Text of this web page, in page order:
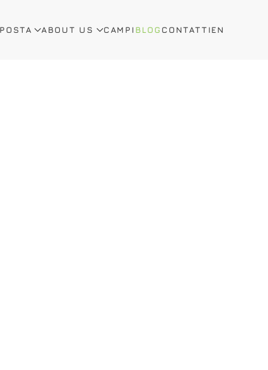
ABOUT US CAMPI BLOG CONTATTIEN